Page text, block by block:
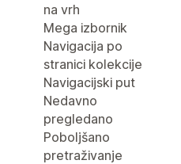
na vrh
Mega izbornik
Navigacija po
stranici kolekcije
Navigacijski put
Nedavno
pregledano
Poboljšano
pretraživanje